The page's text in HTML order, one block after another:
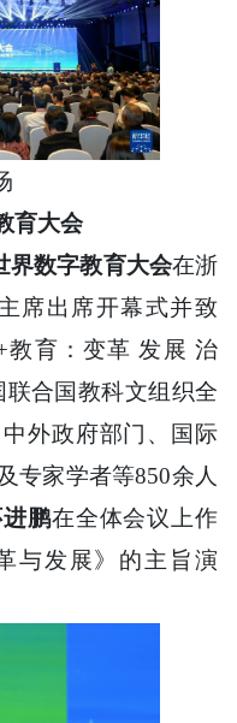
育大会
界数字教育大会在浙
席出席开幕式并致
教育：变革 发展 治
合国教科文组织全
外政府部门、国际
专家学者等850余人
鹏在全体会议上作
与发展》的主旨演